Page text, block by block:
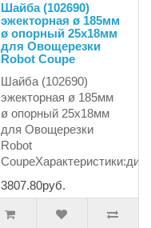
Шайба (102690)
эжекторная ø 185мм
ø опорный 25x18мм
для Овощерезки
Robot Coupe
Шайба (102690)
эжекторная ø 185мм
ø опорный 25x18мм
для Овощерезки
Robot
3807.80руб.